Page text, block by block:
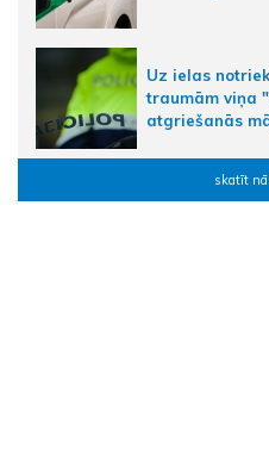
Uz ielas
traumām viņa
atgriešanās
skatīt